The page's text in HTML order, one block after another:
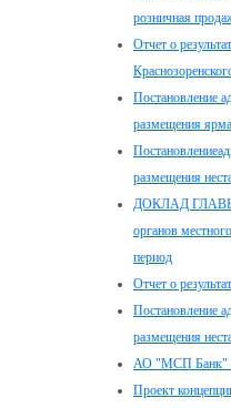
розничная
Отчет о
Постановление
размещения
размещения
ДОКЛАД ГЛАВЫ
органов
период
Отчет о
Постановление
размещения
АО "МСП Банк"
Проект